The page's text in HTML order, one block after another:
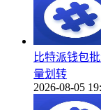
比特派钱包
量划转
2026-08-05